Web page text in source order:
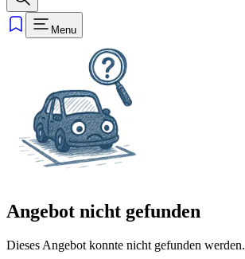
Menu
Angebot nicht gefunden
Dieses Angebot konnte nicht gefunden werden.